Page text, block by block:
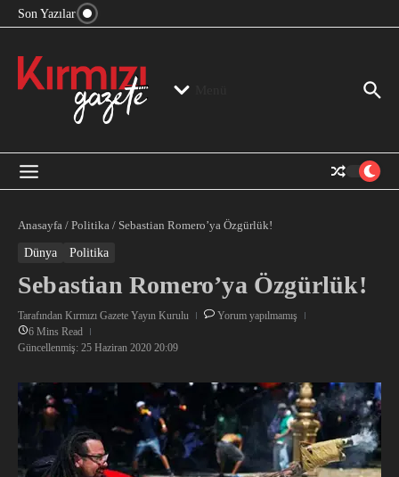
İçeriğe atla
Son Yazılar
“Mutlak Butlan” ve Bir Kez Daha Rejimin “Kendinden
Anasayfa / Politika / Sebastian Romero’ya Özgürlük!
Dünya Politika
Sebastian Romero’ya Özgürlük!
Tarafından Kırmızı Gazete Yayın Kurulu
Yorum yapılmamış
6 Mins Read
Güncellenmiş: 25 Haziran 2020 20:09